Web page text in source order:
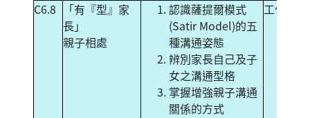
C6.8
「有『型』家
長」
親子相處
認識薩提爾模式
(Satir Model)的五
種溝通姿態
辨別家長自己及子
女之溝通型格
掌握增強親子溝通
關係的方式
工作坊